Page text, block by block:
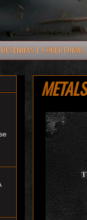
RESENHAS E COBERTURAS